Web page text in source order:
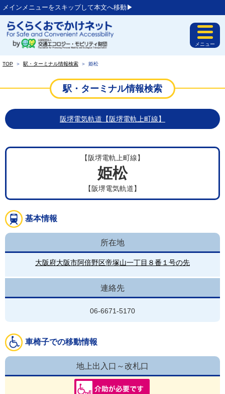
メインメニューをスキップして本文へ移動▶︎
メニュー
TOP ＞ 駅・ターミナル情報検索 ＞ 姫松
駅・ターミナル情報検索
阪堺電気軌道【阪堺電軌上町線】
【阪堺電軌上町線】
姫松
【阪堺電気軌道】
基本情報
所在地
大阪府大阪市阿倍野区帝塚山一丁目８番１号の先
連絡先
06-6671-5170
車椅子での移動情報
地上出入口～改札口